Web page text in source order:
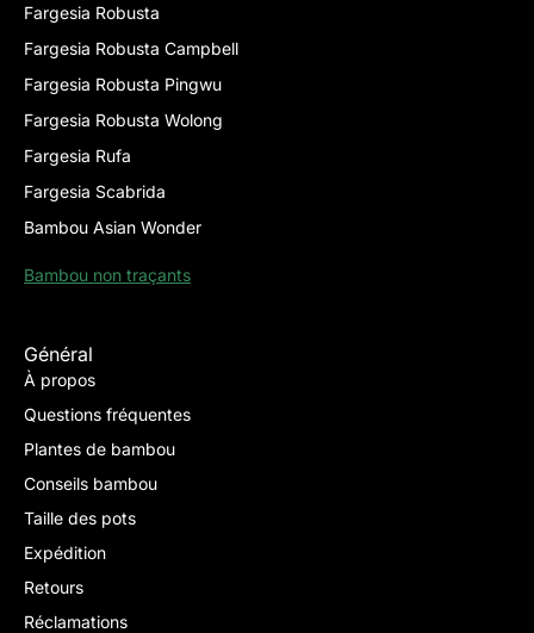
Fargesia Robusta
Fargesia Robusta Campbell
Fargesia Robusta Pingwu
Fargesia Robusta Wolong
Fargesia Rufa
Fargesia Scabrida
Bambou Asian Wonder
Bambou non traçants
Général
À propos
Questions fréquentes
Plantes de bambou
Conseils bambou
Taille des pots
Expédition
Retours
Réclamations